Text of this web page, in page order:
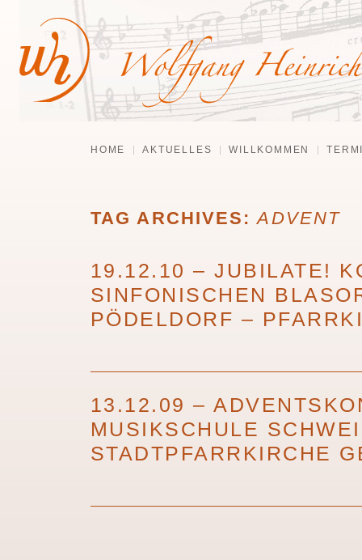
HOME AKTUELLES WILLKOMMEN
TAG ARCHIVES:ADVENT
19.12.10 – JUBILATE!
SINFONISCHEN
PÖDELDORF –
13.12.09 –
MUSIKSCHULE
STADTPFARRKIRCHE